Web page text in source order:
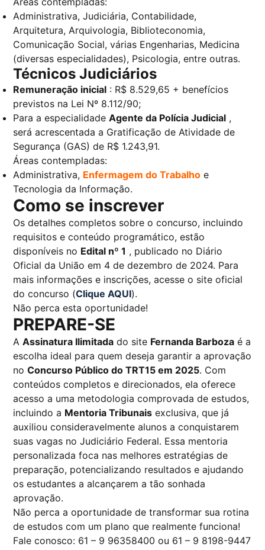
Administrativa, Judiciária, Contabilidade,
Arquitetura, Arquivologia, Biblioteconomia,
Comunicação Social, várias Engenharias, Medicina
(diversas especialidades), Psicologia, entre outras.
Técnicos Judiciários
Remuneração inicial : R$ 8.529,65 + benefícios
previstos na Lei Nº 8.112/90;
Para a especialidadeAgente da Polícia Judicial ,
será acrescentada a Gratificação de Atividade de
Segurança (GAS) de R$ 1.243,91.
Áreas contempladas:
Administrativa, Enfermagem do Trabalho e
Tecnologia da Informação.
Como se inscrever
Os detalhes completos sobre o concurso, incluindo
requisitos e conteúdo programático, estão
disponíveis no Edital nº 1 , publicado no Diário
Oficial da União em 4 de dezembro de 2024. Para
mais informações e inscrições, acesse o site oficial
do concurso (Clique AQUI).
Não perca esta oportunidade!
PREPARE-SE
AAssinatura Ilimitada do site Fernanda Barboza é a
escolha ideal para quem deseja garantir a aprovação
noConcurso Público do TRT15 em 2025. Com
conteúdos completos e direcionados, ela oferece
acesso a uma metodologia comprovada de estudos,
incluindo a Mentoria Tribunais exclusiva, que já
auxiliou consideravelmente alunos a conquistarem
suas vagas no Judiciário Federal. Essa mentoria
personalizada foca nas melhores estratégias de
preparação, potencializando resultados e ajudando
os estudantes a alcançarem a tão sonhada
aprovação.
Não perca a oportunidade de transformar sua rotina
de estudos com um plano que realmente funciona!
Fale conosco: 61 – 9 96358400 ou 61 – 9 8198-9447